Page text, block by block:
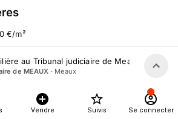
€/m²
2 403 €/m²
enchères dans le département
au Tribunal judiciaire de Meaux le 4
de MEAUX · Meaux
Vendre Suivis Se connecter